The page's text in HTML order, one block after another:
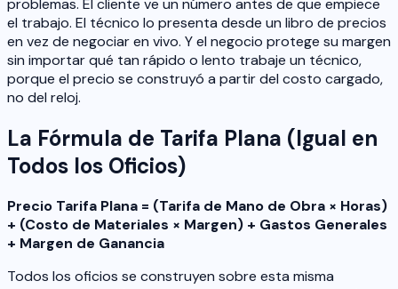
el trabajo. El técnico lo presenta desde un libro de precios
en vez de negociar en vivo. Y el negocio protege su margen
sin importar qué tan rápido o lento trabaje un técnico,
porque el precio se construyó a partir del costo cargado,
no del reloj.
La Fórmula de Tarifa Plana (Igual en
Todos los Oficios)
Precio Tarifa Plana = (Tarifa de Mano de Obra × Horas)
+ (Costo de Materiales × Margen) + Gastos Generales
+ Margen de Ganancia
Todos los oficios se construyen sobre esta misma